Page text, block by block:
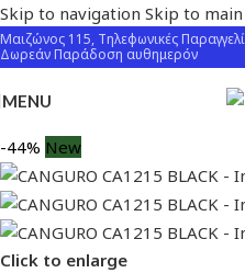
Skip to navigation Skip to
Μαιζώνος 115, Τηλεφωνικές
Δωρεάν Παράδοση αυθημερόν
MENU
-44% New
Click to enlarge